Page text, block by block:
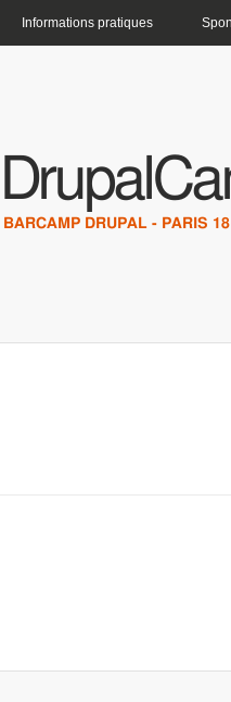
Informations pratiques
BARCAMP DRUPAL - PARIS